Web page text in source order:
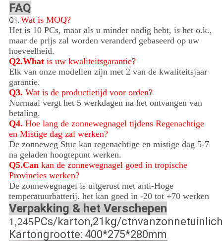
FAQ
Q1. Wat is MOQ?
Het is 10 PCs, maar als u minder nodig hebt, is het o.k.,
maar de prijs zal worden veranderd gebaseerd op uw
hoeveelheid.
Q2.Whatis uw kwaliteitsgarantie?
Elk van onze modellen zijn met 2 van de kwaliteitsjaar
garantie.
Q3. Wat is de productietijd voor orden?
Normaal vergt het 5 werkdagen na het ontvangen van
betaling.
Q4. Hoe lang de zonnewegnagel tijdens Regenachtige
en Mistige dag zal werken?
De zonneweg Stuc kan regenachtige en mistige dag 5-7
na geladen hoogtepunt werken.
Q5.Can kan de zonnewegnagel goed in tropische
Provincies werken?
De zonnewegnagel is uitgerust met anti-Hoge
temperatuurbatterij. het kan goed in -20 tot +70 werken
Verpakking & het Verschepen
1,245PCs/karton,21kg/
Kartongrootte: 400*275*280mm